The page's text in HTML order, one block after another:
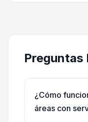
Preguntas
¿Cómo
áreas con